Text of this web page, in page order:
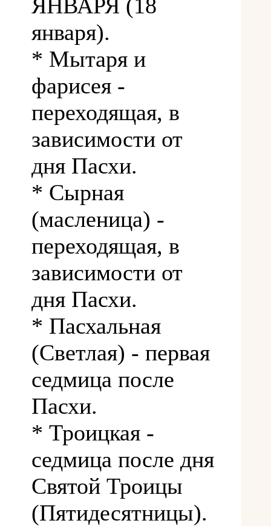
ЯНВАРЯ (18
января).
* Мытаря и
фарисея -
переходящая, в
зависимости от
дня Пасхи.
* Сырная
(масленица) -
переходящая, в
зависимости от
дня Пасхи.
* Пасхальная
(Светлая) - первая
седмица после
Пасхи.
* Троицкая -
седмица после дня
Святой Троицы
(Пятидесятницы).